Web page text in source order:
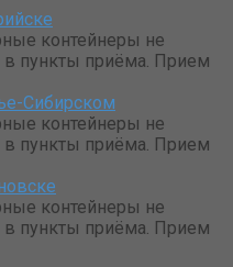
контейнеры не
в пункты приёма. Прием
Сибирском
контейнеры не
в пункты приёма. Прием
контейнеры не
в пункты приёма. Прием